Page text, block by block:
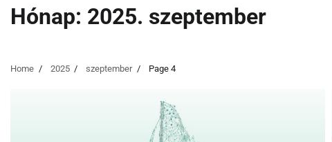
Hónap: 2025. szeptember
Home 2025 szeptember Page 4